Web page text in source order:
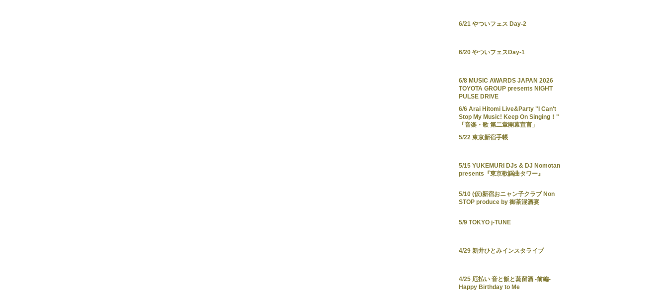
6/21 やついフェス Day-2
6/20 やついフェスDay-1
6/8 MUSIC AWARDS JAPAN 2026
TOYOTA GROUP presents NIGHT
PULSE DRIVE
6/6 Arai Hitomi Live&Party "I Can't
Stop My Music! Keep On Singing！"
「音楽・歌 第二章開幕宣言」
5/22 東京新宿手帳
5/15 YUKEMURI DJs & DJ Nomotan
presents『東京歌謡曲タワー』
5/10 (仮)新宿おニャン子クラブ Non
STOP produce by 御茶混酒宴
5/9 TOKYO j-TUNE
4/29 新井ひとみインスタライブ
4/25 厄払い 音と飯と蒸留酒 -前編-
Happy Birthday to Me